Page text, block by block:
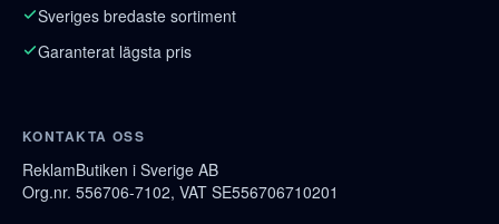
Sveriges bredaste sortiment
Garanterat lägsta pris
KONTAKTA OSS
ReklamButiken i Sverige AB
Org.nr. 556706-7102, VAT SE556706710201